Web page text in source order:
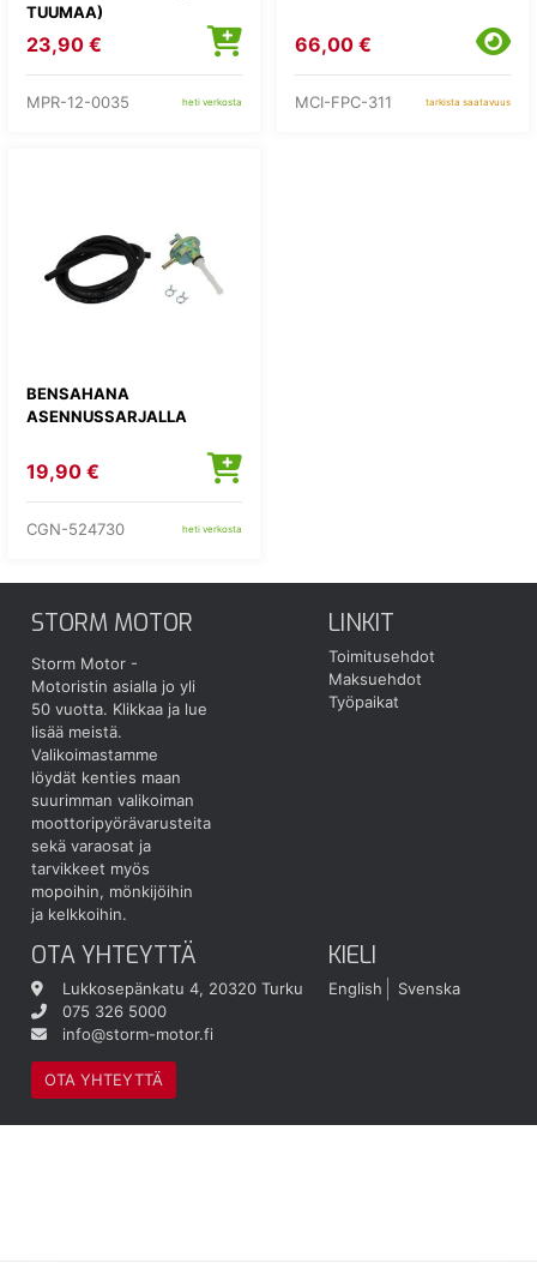
TUUMAA)
23,90 €
MPR-12-0035 heti verkosta
66,00 €
MCI-FPC-311 tarkista saatavuus
BENSAHANA
ASENNUSSARJALLA
19,90 €
CGN-524730 heti verkosta
STORM MOTOR
Storm Motor -
Motoristin asialla jo yli
50 vuotta. Klikkaa ja lue
lisää meistä.
Valikoimastamme
löydät kenties maan
suurimman valikoiman
moottoripyörävarusteita
sekä varaosat ja
tarvikkeet myös
mopoihin, mönkijöihin
ja kelkkoihin.
LINKIT
Toimitusehdot
Maksuehdot
Työpaikat
OTA YHTEYTTÄ
Lukkosepänkatu 4, 20320 Turku
075 326 5000
info@storm-motor.fi
OTA YHTEYTTÄ
KIELI
English Svenska